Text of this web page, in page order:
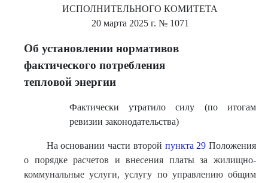
ИСПОЛНИТЕЛЬНОГО КОМИТЕТА
20 марта 2025 г. № 1071
Об установлении нормативов
фактического потребления
тепловой энергии
Фактически утратило силу (по итогам
ревизии законодательства)
На основании части второй пункта 29 Положения
о порядке расчетов и внесения платы за жилищно-
коммунальные услуги, услугу по управлению общим